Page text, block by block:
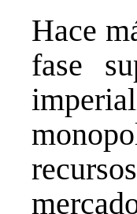
Hace
fase